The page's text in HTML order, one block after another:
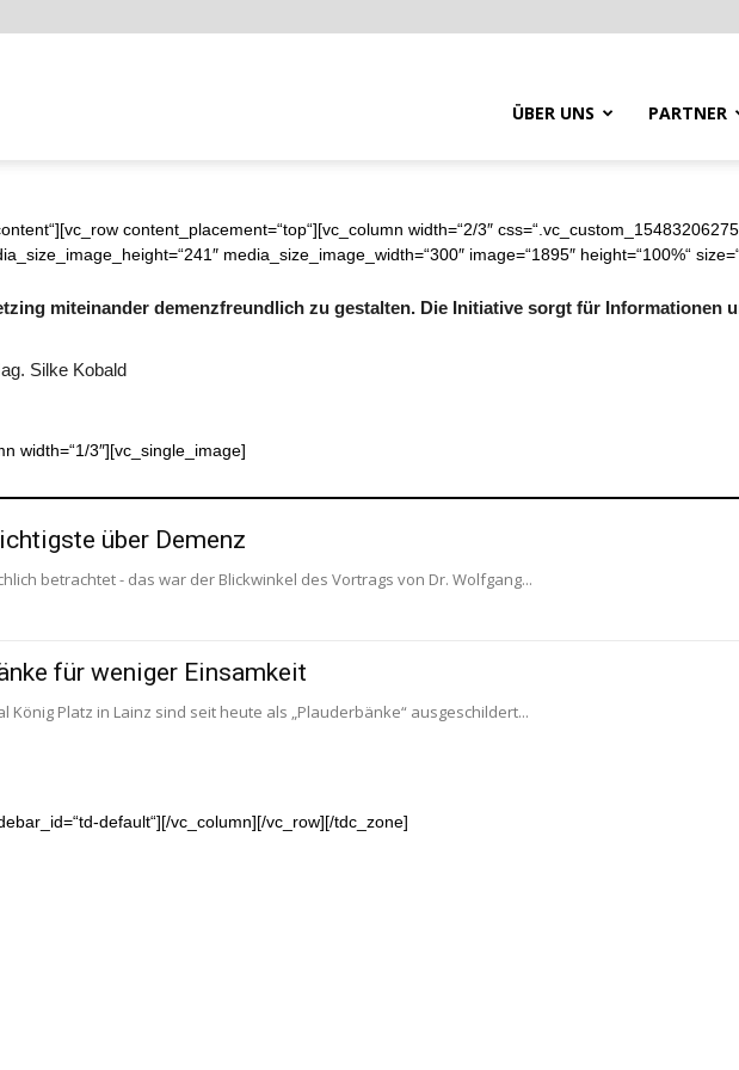
Website
ÜBER UNS PARTNER
content_placement=“top“][vc_column width=“2/3″
media_size_image_width=“300″ image=“1895″ height=“100%“
miteinander demenzfreundlich zu gestalten. Die Initiative sorgt für Informationen
Silke Kobald
width=“1/3″][vc_single_image]
über Demenz
betrachtet - das war der Blickwinkel des Vortrags von Dr. Wolfgang...
für weniger Einsamkeit
König Platz in Lainz sind seit heute als „Plauderbänke“ ausgeschildert...
default“][/vc_column][/vc_row][/tdc_zone]